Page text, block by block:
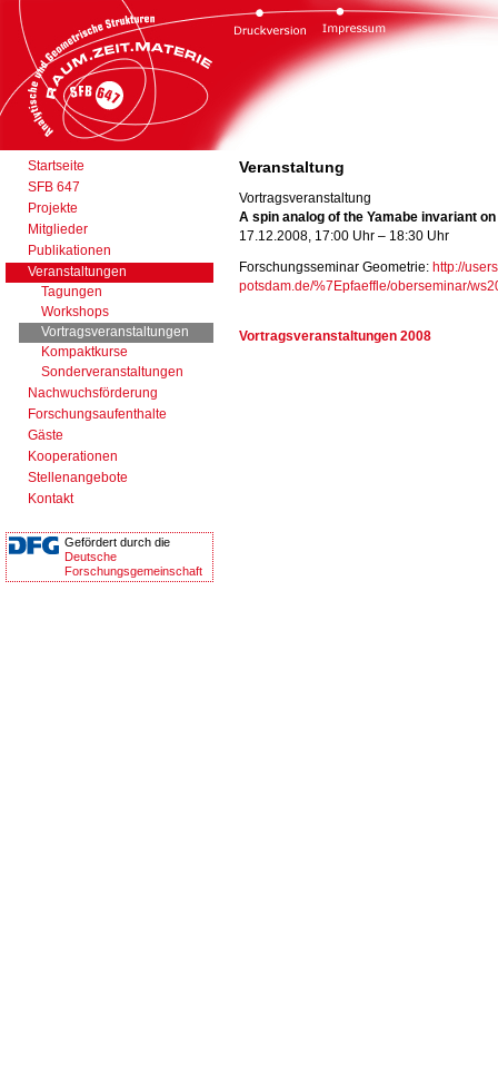
Startseite
SFB 647
Projekte
Mitglieder
Publikationen
Veranstaltungen
Tagungen
Workshops
Vortragsveranstaltungen
Kompaktkurse
Sonderveranstaltungen
Nachwuchsförderung
Forschungsaufenthalte
Gäste
Kooperationen
Stellenangebote
Kontakt
Gefördert durch die
Deutsche
Forschungsgemeinschaft
Veranstaltung
Vortragsveranstaltung
A spin analog of the Yamabe invariant
17.12.2008, 17:00 Uhr – 18:30 Uhr
Forschungsseminar Geometrie: http://
potsdam.de/%7Epfaeffle/oberseminar/
Vortragsveranstaltungen 2008